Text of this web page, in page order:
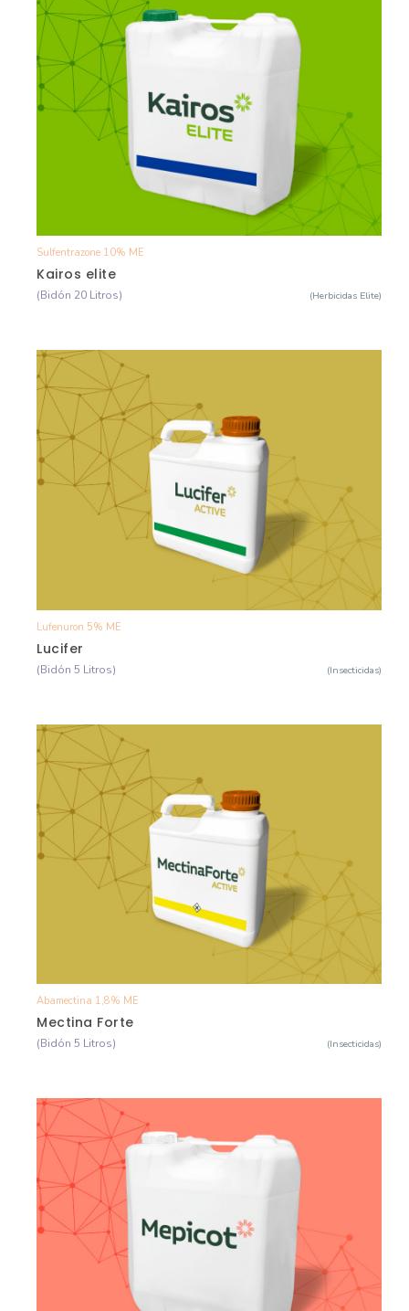
Sulfentrazone 10% ME
Kairos elite
(Bidón 20 Litros) (Herbicidas Elite)
Lufenuron 5% ME
Lucifer
(Bidón 5 Litros) (Insecticidas)
Abamectina 1,8% ME
Mectina Forte
(Bidón 5 Litros) (Insecticidas)